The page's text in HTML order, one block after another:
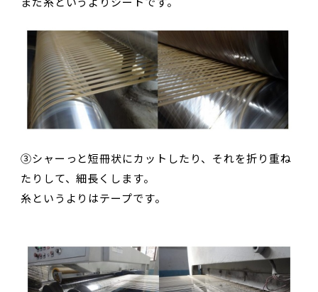
③シャーっと短冊状にカットしたり、それを折り重ね
たりして、細長くします。
糸というよりはテープです。